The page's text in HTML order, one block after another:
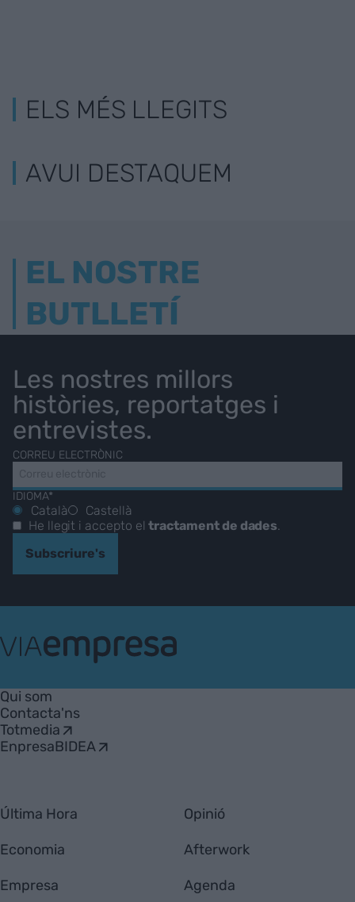
ELS MÉS LLEGITS
AVUI DESTAQUEM
EL NOSTRE
BUTLLETÍ
Les nostres millors
històries, reportatges i
entrevistes.
CORREU ELECTRÒNIC
IDIOMA*
Català
Castellà
He llegit i accepto eltractament de dades.
Subscriure's
Empresa
Qui som
Contacta'ns
Totmedia
EnpresaBIDEA
Última Hora
Economia
Empresa
Opinió
Afterwork
Agenda